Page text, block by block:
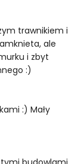
trawnikiem i
ale
i zbyt
:)
:) Mały